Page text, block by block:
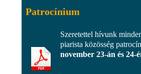
Patrocínium
Szeretettel hívunk
piarista közösség
november 23-án és 24-